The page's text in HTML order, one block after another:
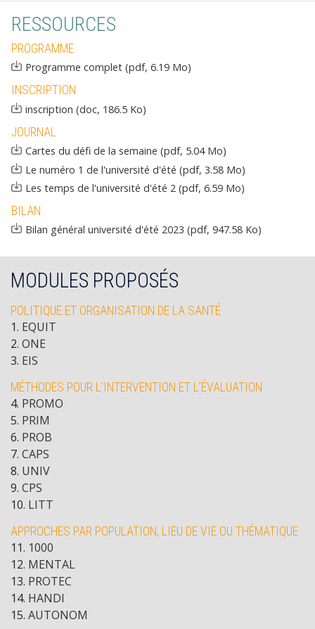
RESSOURCES
PROGRAMME
Document
Programme complet (pdf, 6.19 Mo)
INSCRIPTION
Document
inscription (doc, 186.5 Ko)
JOURNAL
Document
Cartes du défi de la semaine (pdf, 5.04 Mo)
Document
Le numéro 1 de l'université d'été (pdf, 3.58 Mo)
Document
Les temps de l'université d'été 2 (pdf, 6.59 Mo)
BILAN
Document
Bilan général université d'été 2023 (pdf, 947.58 Ko)
MODULES PROPOSÉS
POLITIQUE ET ORGANISATION DE LA SANTÉ
1. EQUIT
2. ONE
3. EIS
MÉTHODES POUR L’INTERVENTION ET L’ÉVALUATION
4. PROMO
5. PRIM
6. PROB
7. CAPS
8. UNIV
9. CPS
10. LITT
APPROCHES PAR POPULATION, LIEU DE VIE OU THÉMATIQUE
11. 1000
12. MENTAL
13. PROTEC
14. HANDI
15. AUTONOM